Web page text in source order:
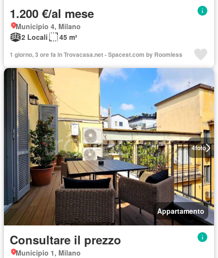
1.200 €/al mese
Municipio 4, Milano
2 Locali
45 m²
1 giorno, 3 ore fa in Trovacasa.net - Spacest.com by Roomless
4foto
Appartamento
Consultare il prezzo
Municipio 1, Milano